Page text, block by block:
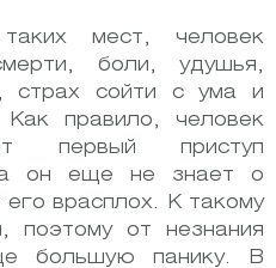
мест, человек
боли, удушья,
страх сойти с ума и
правило, человек
первый приступ
он еще не знает о
врасплох. К такому
поэтому от незнания
большую панику. В